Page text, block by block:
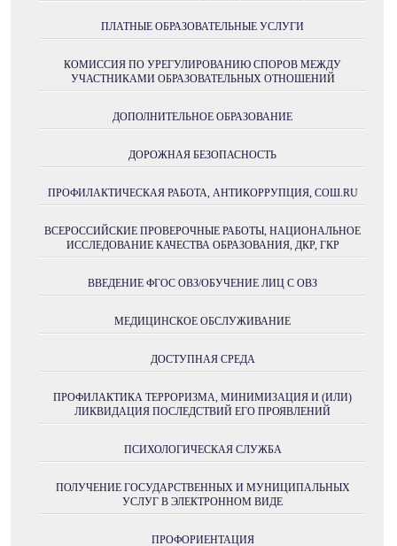
ПЛАТНЫЕ ОБРАЗОВАТЕЛЬНЫЕ УСЛУГИ
КОМИССИЯ ПО УРЕГУЛИРОВАНИЮ СПОРОВ МЕЖДУ
УЧАСТНИКАМИ ОБРАЗОВАТЕЛЬНЫХ ОТНОШЕНИЙ
ДОПОЛНИТЕЛЬНОЕ ОБРАЗОВАНИЕ
ДОРОЖНАЯ БЕЗОПАСНОСТЬ
ПРОФИЛАКТИЧЕСКАЯ РАБОТА, АНТИКОРРУПЦИЯ, СОШ.RU
ВСЕРОССИЙСКИЕ ПРОВЕРОЧНЫЕ РАБОТЫ, НАЦИОНАЛЬНОЕ
ИССЛЕДОВАНИЕ КАЧЕСТВА ОБРАЗОВАНИЯ, ДКР, ГКР
ВВЕДЕНИЕ ФГОС ОВЗ/ОБУЧЕНИЕ ЛИЦ С ОВЗ
МЕДИЦИНСКОЕ ОБСЛУЖИВАНИЕ
ДОСТУПНАЯ СРЕДА
ПРОФИЛАКТИКА ТЕРРОРИЗМА, МИНИМИЗАЦИЯ И (ИЛИ)
ЛИКВИДАЦИЯ ПОСЛЕДСТВИЙ ЕГО ПРОЯВЛЕНИЙ
ПСИХОЛОГИЧЕСКАЯ СЛУЖБА
ПОЛУЧЕНИE ГОСУДАРСТВЕННЫХ И МУНИЦИПАЛЬНЫХ
УСЛУГ В ЭЛЕКТРОННОМ ВИДЕ
ПРОФОРИЕНТАЦИЯ